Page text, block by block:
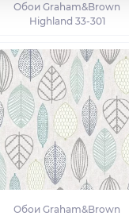
Обои Graham&Brown
Highland 33-301
Обои Graham&Brown